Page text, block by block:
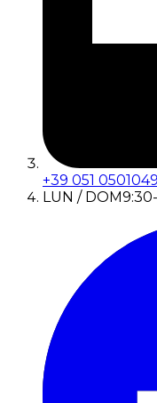
+39 051 0501049
LUN / DOM